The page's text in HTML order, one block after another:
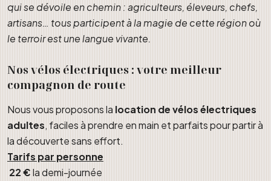
qui se dévoile en chemin : agriculteurs, éleveurs, chefs,
artisans… tous participent à la magie de cette région où
le terroir est une langue vivante.
Nos vélos électriques : votre meilleur
compagnon de route
Nous vous proposons la location de vélos électriques
adultes, faciles à prendre en main et parfaits pour partir à
la découverte sans effort.
Tarifs par personne
22 €la demi-journée